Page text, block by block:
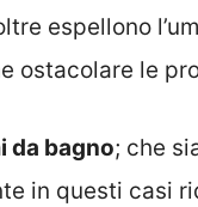
espellono
ostacolare le
da bagno; che
in questi casi